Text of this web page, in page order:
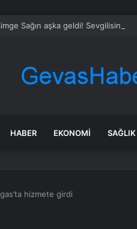
Sağın aşka geldi! Sevgilisinin
HABER EKONOMI SAĞLIK
hizmete girdi